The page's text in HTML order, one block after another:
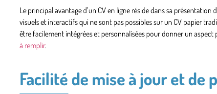
Le principal avantage d’un CV en ligne réside dans sa présentation
visuels et interactifs qui ne sont pas possibles sur un CV papier
être facilement intégrées et personnalisées pour donner un
à remplir.
Facilité de mise à jour et de